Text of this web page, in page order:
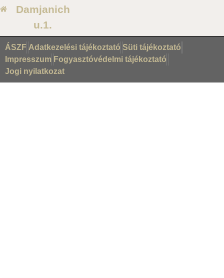
Damjanich
u.1.
ÁSZF Adatkezelési tájékoztató Süti tájékoztató
Impresszum Fogyasztóvédelmi tájékoztató
Jogi nyilatkozat